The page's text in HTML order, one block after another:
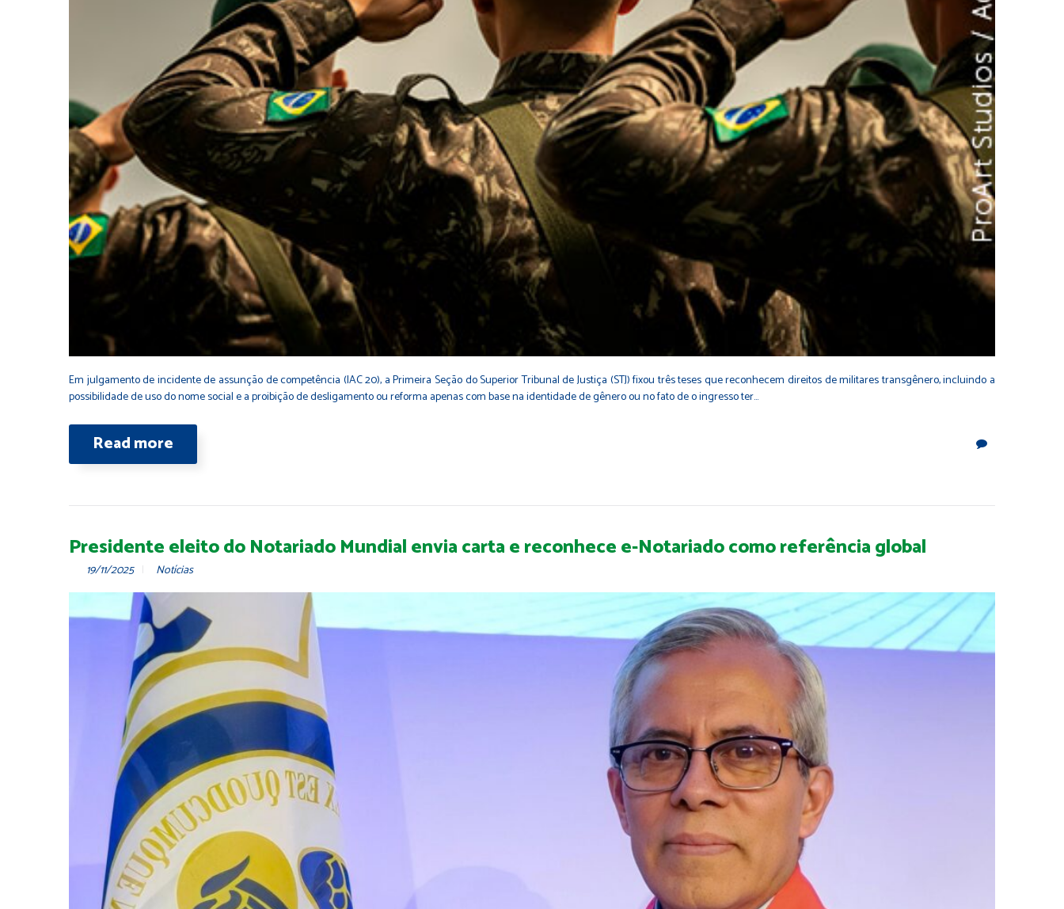
Em julgamento de incidente de assunção de competência (IAC 20), a Primeira Seção do Superior Tribunal de Justiça (STJ) fixou três teses que reconhecem direitos de militares transgênero, incluindo a
possibilidade de uso do nome social e a proibição de desligamento ou reforma apenas com base na identidade de gênero ou no fato de o ingresso ter…
Read more
Presidente eleito do Notariado Mundial envia carta e reconhece e-Notariado como referência global
19/11/2025 Notícias